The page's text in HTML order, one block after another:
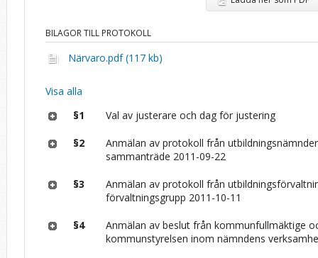
BILAGOR TILL PROTOKOLL
Närvaro.pdf (117 kb)
Visa alla
§1
Val av justerare och dag för justering
§2
Anmälan av protokoll från
sammanträde 2011-09-22
§3
Anmälan av protokoll från
förvaltningsgrupp 2011-10-11
§4
Anmälan av beslut från kommunfullmäktige
kommunstyrelsen inom nämndens